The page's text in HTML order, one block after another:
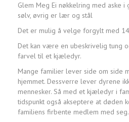
Glem Meg Ei nøkkelring med aske
sølv, øvrig er lær og stål
Det er mulig å velge forgylt med
Det kan være en ubeskrivelig tung
farvel til et kjæledyr.
Mange familier lever side om side
hjemmet. Dessverre lever dyrene
mennesker. Så med et kjæledyr i
tidspunkt også akseptere at døden
familiens firbente medlem med seg.